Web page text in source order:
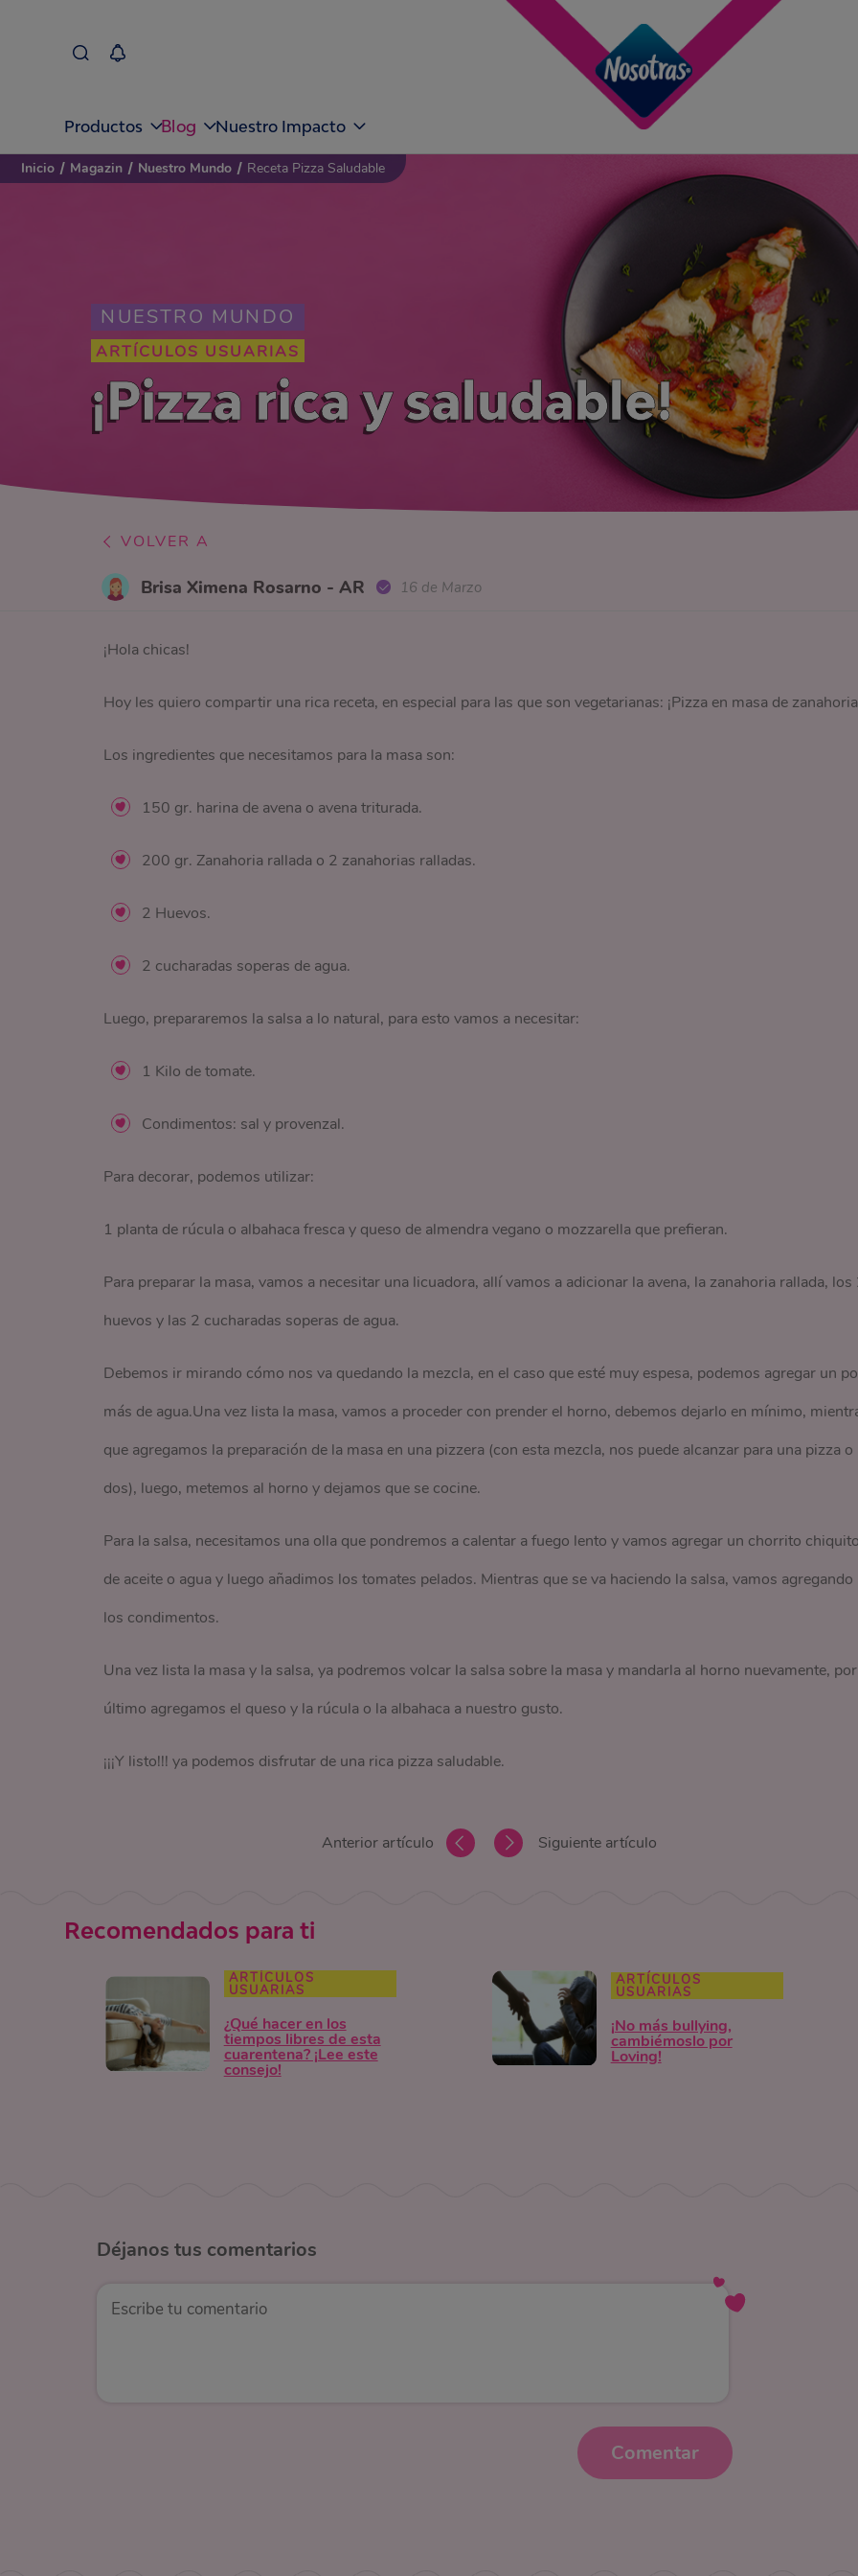
Productos Blog Nuestro Impacto
NUESTRO MUNDO
ARTÍCULOS USUARIAS
¡Pizza rica y saludable!
Inicio / Magazin / Nuestro Mundo / Receta Pizza Saludable
VOLVER A
Brisa Ximena Rosarno - AR 16 de Marzo
¡Hola chicas!
Hoy les quiero compartir una rica receta, en especial para las que son vegetarianas: ¡Pizza en masa de
Los ingredientes que necesitamos para la masa son:
150 gr. harina de avena o avena triturada.
200 gr. Zanahoria rallada o 2 zanahorias ralladas.
2 Huevos.
2 cucharadas soperas de agua.
Luego, prepararemos la salsa a lo natural, para esto vamos a necesitar:
1 Kilo de tomate.
Condimentos: sal y provenzal.
Para decorar, podemos utilizar:
1 planta de rúcula o albahaca fresca y queso de almendra vegano o mozzarella que prefieran.
Para preparar la masa, vamos a necesitar una licuadora, allí vamos a adicionar la avena, la zanahoria rallada, los
huevos y las 2 cucharadas soperas de agua.
Debemos ir mirando cómo nos va quedando la mezcla, en el caso que esté muy espesa, podemos agregar un
más de agua.Una vez lista la masa, vamos a proceder con prender el horno, debemos dejarlo en mínimo,
que agregamos la preparación de la masa en una pizzera (con esta mezcla, nos puede alcanzar para una pizza o
dos), luego, metemos al horno y dejamos que se cocine.
Para la salsa, necesitamos una olla que pondremos a calentar a fuego lento y vamos agregar un chorrito
de aceite o agua y luego añadimos los tomates pelados. Mientras que se va haciendo la salsa, vamos agregando
los condimentos.
Una vez lista la masa y la salsa, ya podremos volcar la salsa sobre la masa y mandarla al horno nuevamente, por
último agregamos el queso y la rúcula o la albahaca a nuestro gusto.
¡¡¡Y listo!!! ya podemos disfrutar de una rica pizza saludable.
Anterior artículo Siguiente artículo
Recomendados para ti
ARTÍCULOS
USUARIAS
¿Qué hacer en los
tiempos libres de esta
cuarentena? ¡Lee este
consejo!
ARTÍCULOS
USUARIAS
¡No más bullying,
cambiémoslo por
Loving!
Déjanos tus comentarios
Comentar